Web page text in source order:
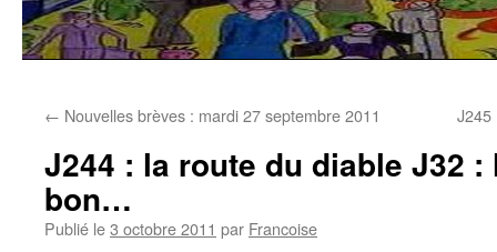
← Nouvelles brèves : mardi 27 septembre 2011 J245
J244 : la route du diable J32
bon…
Publié le3 octobre 2011 par Francoise